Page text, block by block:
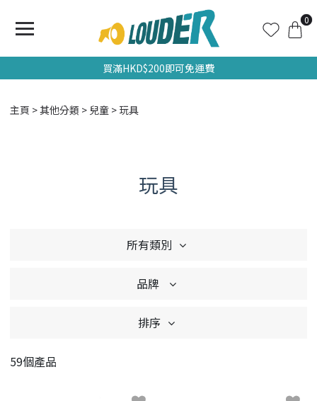
0
買滿HKD$200即可免運費
主頁 其他分類 兒童 玩具
玩具
所有類別
品牌
排序
59個產品